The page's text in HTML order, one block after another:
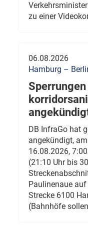
zu einer
06.08.2026
Hamburg –
DB InfraGo hat
angekündigt,
16.08.2026,
(21:10 Uhr bis
Paulinenaue
Strecke 6100
(Bahnhöfe